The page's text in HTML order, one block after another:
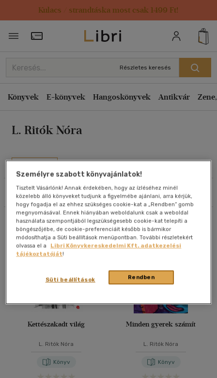
Kulacs / strandtáska most csak 1499 Ft!
Törzsvásárlói Kártya adatai
Részletes keresés
Könyvek E-könyvek Hangoskönyvek Antikvár
L. Ritók Nóra
Szűrés Rendezés
Rendezés
Kiadás éve szerint csökkenő
Ár szerint csökkenő
Eladott darabszám szerint csökkenő
Cím szerint A-Z
Szerző szerint A-Z
Megjelenítés
20 db / oldal
40 db / oldal
Alkalmaz
Összesen4db
Kettészakadt világ
L. Ritók Nóra
Könyv
Minden gyerek számít
L. Ritók Nóra
Könyv
Személyre szabott könyvajánlatok!
Tisztelt Vásárlónk! Annak érdekében, hogy az ízléséhez minél
közelebb álló könyveket tudjunk a figyelmébe ajánlani, arra kérjük,
hogy fogadja el az ehhez szükséges cookie-kat a „Rendben” gomb
megnyomásával. Ennek hiányában weboldalunk csak a weboldal
használata szempontjából legszükségesebb cookie-kat telepíti a
böngészőjébe, de cookie-preferenciáit később is bármikor
módosíthatja a Süti beállítások menüpontban. További részletekért
olvassa el a
Libri Könyvkereskedelmi Kft. adatkezelési
tájékoztatóját!
Rendben
Süti beállítások